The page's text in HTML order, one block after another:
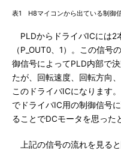
表1 H8マイコンから出ている制御
PLDからドライバICには2
（P_OUT0、1）。この信
御信号によってPLD内部で
たが、回転速度、回転方向
このドライバICになります
でドライバIC用の制御信号
ることでDCモータを思った
上記の信号の流れを見る